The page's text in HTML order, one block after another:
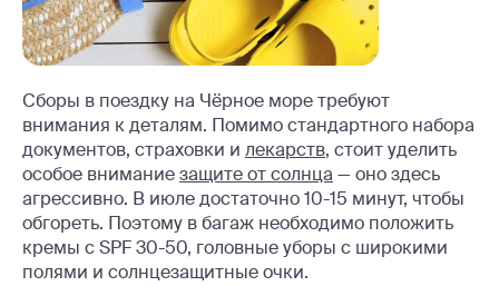
Сборы в поездку на Чёрное море требуют
внимания к деталям. Помимо стандартного набора
документов, страховки и лекарств, стоит уделить
особое вниманиезащите от солнца — оно здесь
агрессивно. В июле достаточно 10-15 минут, чтобы
обгореть. Поэтому в багаж необходимо положить
кремы с SPF 30-50, головные уборы с широкими
полями и солнцезащитные очки.